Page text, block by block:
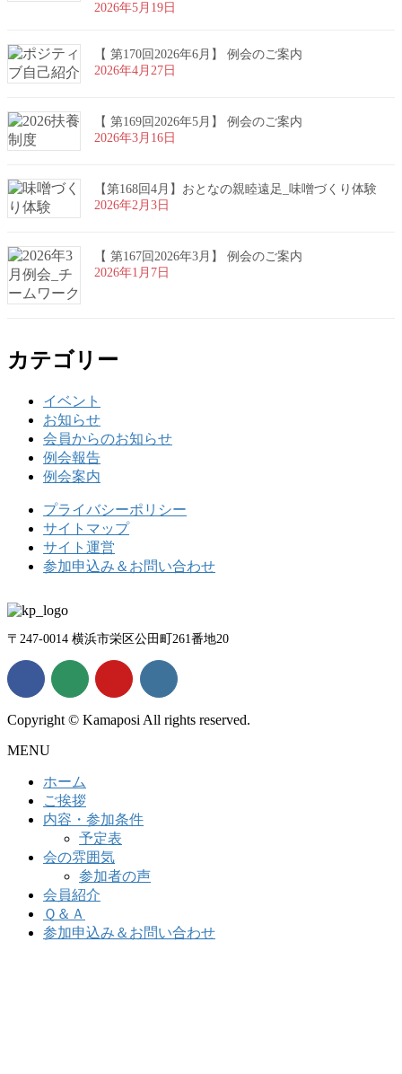
2026年5月19日
【 第170回2026年6月】 例会のご案内
2026年4月27日
【 第169回2026年5月】 例会のご案内
2026年3月16日
【第168回4月】おとなの親睦遠足_味噌づくり体験
2026年2月3日
【 第167回2026年3月】 例会のご案内
2026年1月7日
カテゴリー
イベント
お知らせ
会員からのお知らせ
例会報告
例会案内
プライバシーポリシー
サイトマップ
サイト運営
参加申込み＆お問い合わせ
〒247-0014 横浜市栄区公田町261番地20
Copyright © Kamaposi All rights reserved.
MENU
ホーム
ご挨拶
内容・参加条件
予定表
会の雰囲気
参加者の声
会員紹介
Ｑ＆Ａ
参加申込み＆お問い合わせ